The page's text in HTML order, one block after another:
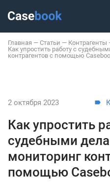
Главная — Статьи — Контрагенты
Как упростить работу с
контрагентов с помощью
2 октября 2023
Как упростить
судебными
мониторинг
помощью